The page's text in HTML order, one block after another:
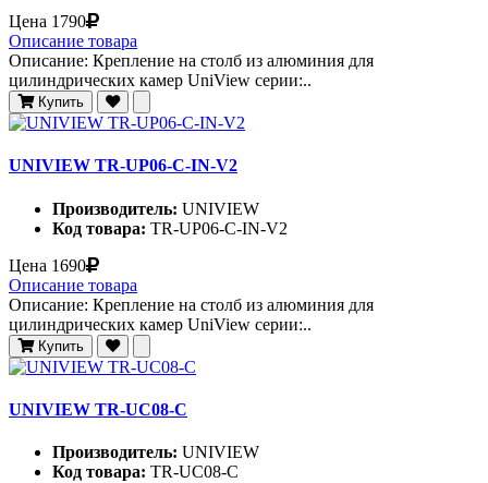
Цена 1790
Описание товара
Описание: Крепление на столб из алюминия для
цилиндрических камер UniView серии:..
Купить
UNIVIEW TR-UP06-C-IN-V2
Производитель: UNIVIEW
Код товара: TR-UP06-C-IN-V2
Цена 1690
Описание товара
Описание: Крепление на столб из алюминия для
цилиндрических камер UniView серии:..
Купить
UNIVIEW TR-UC08-C
Производитель: UNIVIEW
Код товара: TR-UC08-C